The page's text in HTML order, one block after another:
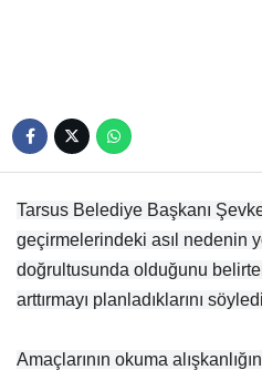
Tarsus Belediye Başkanı
geçirmelerindeki asıl nedenin
doğrultusunda olduğunu
arttırmayı planladıklarını
Amaçlarının okuma